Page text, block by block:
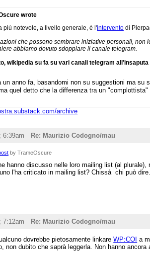
wrote
più notevole, a livello generale, è l'intervento di
che possono sembrare iniziative personali, non
abbiamo dovuto sdoppiare il canale telegram.
wikipedia su fa su vari canali telegram
un anno fa, basandomi non su suggestioni ma su
quel detto che la differenza tra un "complottista"
archive
6:39am Re: Maurizio Codogno/mau
by TrameOscure
hanno discusso nelle loro mailing list (al
l'ha criticato in mailing list? Chissà chi può
7:12am Re: Maurizio Codogno/mau
dovrebbe pietosamente linkareWP:COI a
non dubito che saprà leggerla. Non hanno